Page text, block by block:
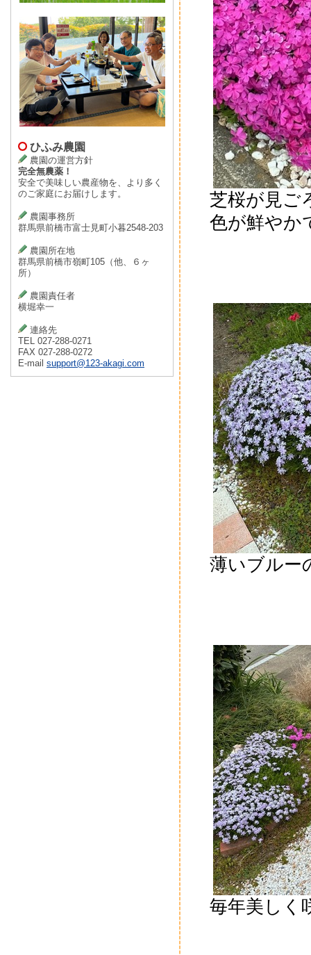
ひふみ農園
農園の運営方針
完全無農薬！
安全で美味しい農産物を、より多く
のご家庭にお届けします。
農園事務所
群馬県前橋市富士見町小暮2548-203
農園所在地
群馬県前橋市嶺町105（他、６ヶ
所）
農園責任者
横堀幸一
連絡先
TEL 027-288-0271
FAX 027-288-0272
E-mail support@123-akagi.com
芝桜が見ご
色が鮮や
薄いブルー
毎年美しく